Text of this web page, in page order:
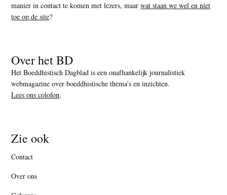
manier in contact te komen met lezers, maarwat staan we wel en niet
toe op de site?
Over het BD
Het Boeddhistisch Dagblad is een onafhankelijk journalistiek
webmagazine over boeddhistische thema’s en inzichten.
Lees ons colofon.
Zie ook
Contact
Over ons